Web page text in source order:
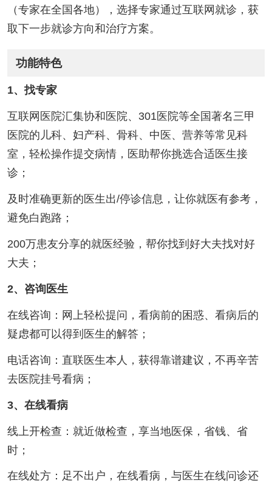
（专家在全国各地），选择专家通过互联网就诊，获
取下一步就诊方向和治疗方案。
功能特色
1、找专家
互联网医院汇集协和医院、301医院等全国著名三甲
医院的儿科、妇产科、骨科、中医、营养等常见科
室，轻松操作提交病情，医助帮你挑选合适医生接
诊；
及时准确更新的医生出/停诊信息，让你就医有参考，
避免白跑路；
200万患友分享的就医经验，帮你找到好大夫找对好
大夫；
2、咨询医生
在线咨询：网上轻松提问，看病前的困惑、看病后的
疑虑都可以得到医生的解答；
电话咨询：直联医生本人，获得靠谱建议，不再辛苦
去医院挂号看病；
3、在线看病
线上开检查：就近做检查，享当地医保，省钱、省
时；
在线处方：足不出户，在线看病，与医生在线问诊还